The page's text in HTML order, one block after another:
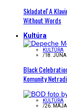
Skladateľ A
Without Words
Kultúra
KULTÚRA
/18.
Black
Komunity
KULTÚRA
/26.